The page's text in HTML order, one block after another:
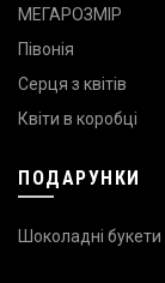
МЕГАРОЗМІР
Півонія
Серця з квітів
Квіти в коробці
ПОДАРУНКИ
Шоколадні букети